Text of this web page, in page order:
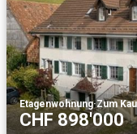
Etagenwohnung·Zum
CHF 898'000